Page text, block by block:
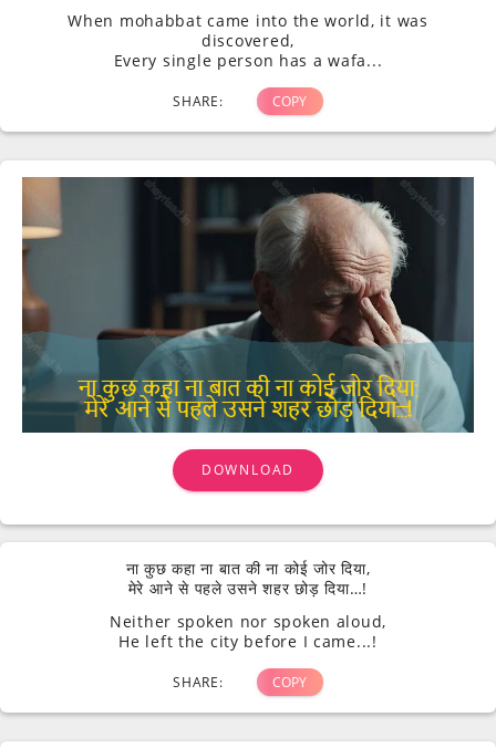
When mohabbat came into the world, it was
discovered,
Every single person has a wafa...
SHARE: COPY
DOWNLOAD
ना कुछ कहा ना बात की ना कोई जोर दिया,
मेरे आने से पहले उसने शहर छोड़ दिया…!
Neither spoken nor spoken aloud,
He left the city before I came...!
SHARE: COPY